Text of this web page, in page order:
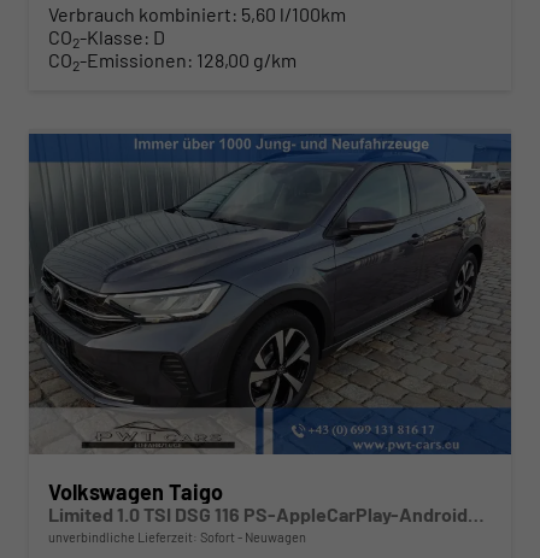
Verbrauch kombiniert: 5,60 l/100km
CO2-Klasse: D
CO2-Emissionen: 128,00 g/km
Volkswagen Taigo
Limited 1.0 TSI DSG 116 PS-AppleCarPlay-AndroidAuto-Keyless-2x PDC-Rückfahrkamera-Climatronic-LED-17''Alu-Sofort
unverbindliche Lieferzeit: Sofort Neuwagen